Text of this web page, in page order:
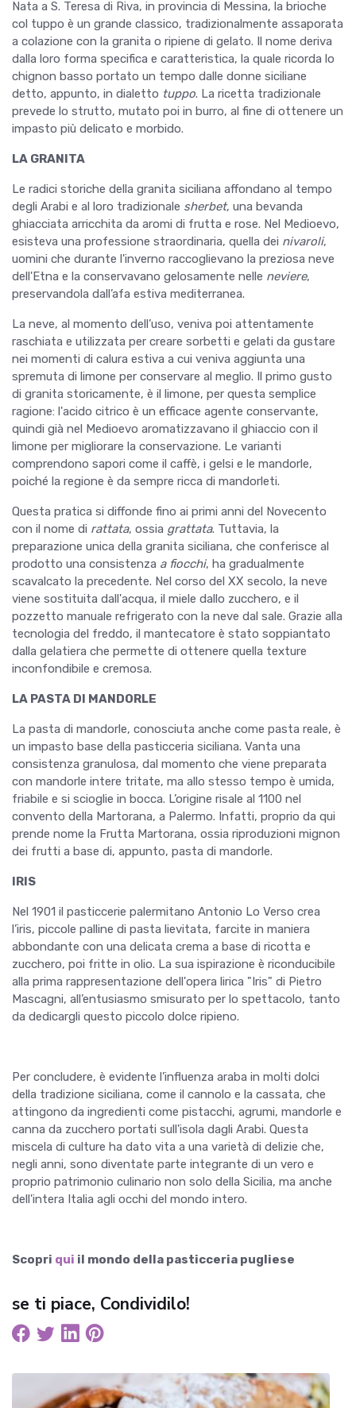
Nata a S. Teresa di Riva, in provincia di Messina, la brioche
col tuppo è un grande classico, tradizionalmente assaporata
a colazione con la granita o ripiene di gelato. Il nome deriva
dalla loro forma specifica e caratteristica, la quale ricorda lo
chignon basso portato un tempo dalle donne siciliane
detto, appunto, in dialetto tuppo. La ricetta tradizionale
prevede lo strutto, mutato poi in burro, al fine di ottenere un
impasto più delicato e morbido.
LA GRANITA
Le radici storiche della granita siciliana affondano al tempo
degli Arabi e al loro tradizionale sherbet, una bevanda
ghiacciata arricchita da aromi di frutta e rose. Nel Medioevo,
esisteva una professione straordinaria, quella dei nivaroli,
uomini che durante l'inverno raccoglievano la preziosa neve
dell'Etna e la conservavano gelosamente nelle neviere,
preservandola dall’afa estiva mediterranea.
La neve, al momento dell’uso, veniva poi attentamente
raschiata e utilizzata per creare sorbetti e gelati da gustare
nei momenti di calura estiva a cui veniva aggiunta una
spremuta di limone per conservare al meglio. Il primo gusto
di granita storicamente, è il limone, per questa semplice
ragione: l'acido citrico è un efficace agente conservante,
quindi già nel Medioevo aromatizzavano il ghiaccio con il
limone per migliorare la conservazione. Le varianti
comprendono sapori come il caffè, i gelsi e le mandorle,
poiché la regione è da sempre ricca di mandorleti.
Questa pratica si diffonde fino ai primi anni del Novecento
con il nome di rattata, ossia grattata. Tuttavia, la
preparazione unica della granita siciliana, che conferisce al
prodotto una consistenza a fiocchi, ha gradualmente
scavalcato la precedente. Nel corso del XX secolo, la neve
viene sostituita dall'acqua, il miele dallo zucchero, e il
pozzetto manuale refrigerato con la neve dal sale. Grazie alla
tecnologia del freddo, il mantecatore è stato soppiantato
dalla gelatiera che permette di ottenere quella texture
inconfondibile e cremosa.
LA PASTA DI MANDORLE
La pasta di mandorle, conosciuta anche come pasta reale, è
un impasto base della pasticceria siciliana. Vanta una
consistenza granulosa, dal momento che viene preparata
con mandorle intere tritate, ma allo stesso tempo è umida,
friabile e si scioglie in bocca. L’origine risale al 1100 nel
convento della Martorana, a Palermo. Infatti, proprio da qui
prende nome la Frutta Martorana, ossia riproduzioni mignon
dei frutti a base di, appunto, pasta di mandorle.
IRIS
Nel 1901 il pasticcerie palermitano Antonio Lo Verso crea
l’iris, piccole palline di pasta lievitata, farcite in maniera
abbondante con una delicata crema a base di ricotta e
zucchero, poi fritte in olio. La sua ispirazione è riconducibile
alla prima rappresentazione dell'opera lirica "Iris" di Pietro
Mascagni, all’entusiasmo smisurato per lo spettacolo, tanto
da dedicargli questo piccolo dolce ripieno.
Per concludere, è evidente l’influenza araba in molti dolci
della tradizione siciliana, come il cannolo e la cassata, che
attingono da ingredienti come pistacchi, agrumi, mandorle e
canna da zucchero portati sull'isola dagli Arabi. Questa
miscela di culture ha dato vita a una varietà di delizie che,
negli anni, sono diventate parte integrante di un vero e
proprio patrimonio culinario non solo della Sicilia, ma anche
dell'intera Italia agli occhi del mondo intero.
Scopri qui il mondo della pasticceria pugliese
se ti piace, Condividilo!